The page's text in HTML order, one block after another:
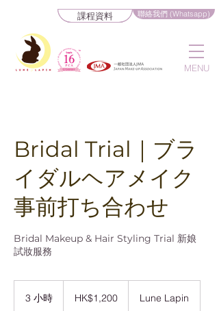
課程資料 聯絡我們 (Whatsapp)
MENU
Bridal Trial｜ブラ
イダルヘアメイク
事前打ち合わせ
Bridal Makeup & Hair Styling Trial 新娘
試妝服務
3 小時 HK$1,200 Lune Lapin